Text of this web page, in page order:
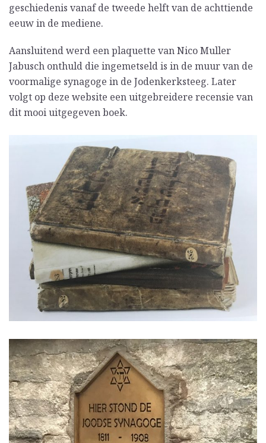
geschiedenis vanaf de tweede helft van de achttiende
eeuw in de mediene.
Aansluitend werd een plaquette van Nico Muller
Jabusch onthuld die ingemetseld is in de muur van de
voormalige synagoge in de Jodenkerksteeg. Later
volgt op deze website een uitgebreidere recensie van
dit mooi uitgegeven boek.